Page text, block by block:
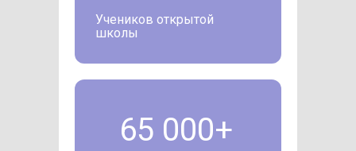
Учеников открытой
школы
65 000+